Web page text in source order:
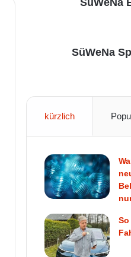
SüWeNa
kürzlich